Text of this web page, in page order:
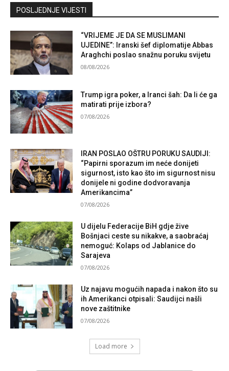
Kontaktirajte nas
POSLJEDNJE VIJESTI
“VRIJEME JE DA SE MUSLIMANI
UJEDINE”: Iranski šef diplomatije Abbas
Araghchi poslao snažnu poruku svijetu
08/08/2026
Trump igra poker, a Iranci šah: Da li će ga
matirati prije izbora?
07/08/2026
IRAN POSLAO OŠTRU PORUKU SAUDIJI:
“Papirni sporazum im neće donijeti
sigurnost, isto kao što im sigurnost nisu
donijele ni godine dodvoravanja
Amerikancima”
07/08/2026
U dijelu Federacije BiH gdje žive
Bošnjaci ceste su nikakve, a saobraćaj
nemoguć: Kolaps od Jablanice do
Sarajeva
07/08/2026
Uz najavu mogućih napada i nakon što su
ih Amerikanci otpisali: Saudijci našli
nove zaštitnike
07/08/2026
Load more